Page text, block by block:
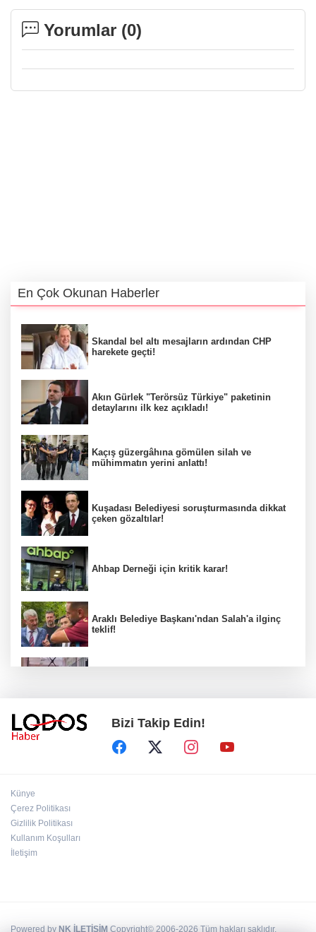
Yorumlar (0)
En Çok Okunan Haberler
Skandal bel altı mesajların ardından CHP
harekete geçti!
Akın Gürlek "Terörsüz Türkiye" paketinin
detaylarını ilk kez açıkladı!
Kaçış güzergâhına gömülen silah ve
mühimmatın yerini anlattı!
Kuşadası Belediyesi soruşturmasında dikkat
çeken gözaltılar!
Ahbap Derneği için kritik karar!
Araklı Belediye Başkanı'ndan Salah'a ilginç
teklif!
MHP'deki "imza" tartışması büyüyor!
Yönter'den peş peşe dikkat çeken mesajlar!
Bizi Takip Edin!
Künye
Çerez Politikası
Gizlilik Politikası
Kullanım Koşulları
İletişim
Powered by NK İLETİŞİM Copyright© 2006-2026 Tüm hakları saklıdır.